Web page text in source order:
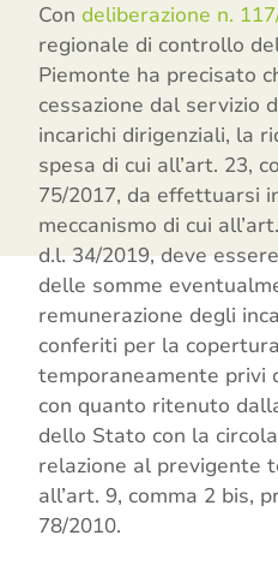
Con deliberazione n.
regionale di controllo
Piemonte ha precisato
cessazione dal servizio
incarichi dirigenziali, la
spesa di cui all’art. 23,
75/2017, da effettuarsi
meccanismo di cui
d.l. 34/2019, deve
delle somme
remunerazione degli
conferiti per la
temporaneamente privi
con quanto ritenuto
dello Stato con la
relazione al previgente
all’art. 9, comma 2 bis,
78/2010.